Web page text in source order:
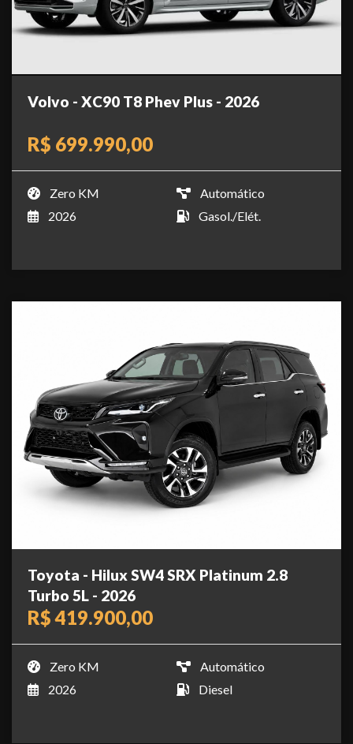
Volvo - XC90 T8 Phev Plus - 2026
R$ 699.990,00
Zero KM
Automático
2026
Gasol./Elét.
Toyota - Hilux SW4 SRX Platinum 2.8
Turbo 5L - 2026
R$ 419.900,00
Zero KM
Automático
2026
Diesel